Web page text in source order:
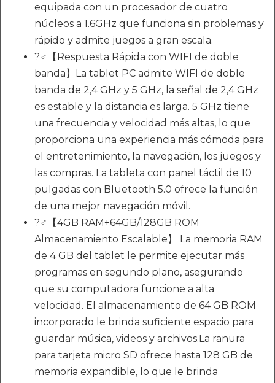
equipada con un procesador de cuatro
núcleos a 1.6GHz que funciona sin problemas y
rápido y admite juegos a gran escala.
?‍♂️【Respuesta Rápida con WIFI de doble
banda】La tablet PC admite WIFI de doble
banda de 2,4 GHz y 5 GHz, la señal de 2,4 GHz
es estable y la distancia es larga. 5 GHz tiene
una frecuencia y velocidad más altas, lo que
proporciona una experiencia más cómoda para
el entretenimiento, la navegación, los juegos y
las compras. La tableta con panel táctil de 10
pulgadas con Bluetooth 5.0 ofrece la función
de una mejor navegación móvil.
?‍♂️【4GB RAM+64GB/128GB ROM
Almacenamiento Escalable】 La memoria RAM
de 4 GB del tablet le permite ejecutar más
programas en segundo plano, asegurando
que su computadora funcione a alta
velocidad. El almacenamiento de 64 GB ROM
incorporado le brinda suficiente espacio para
guardar música, videos y archivos.La ranura
para tarjeta micro SD ofrece hasta 128 GB de
memoria expandible, lo que le brinda